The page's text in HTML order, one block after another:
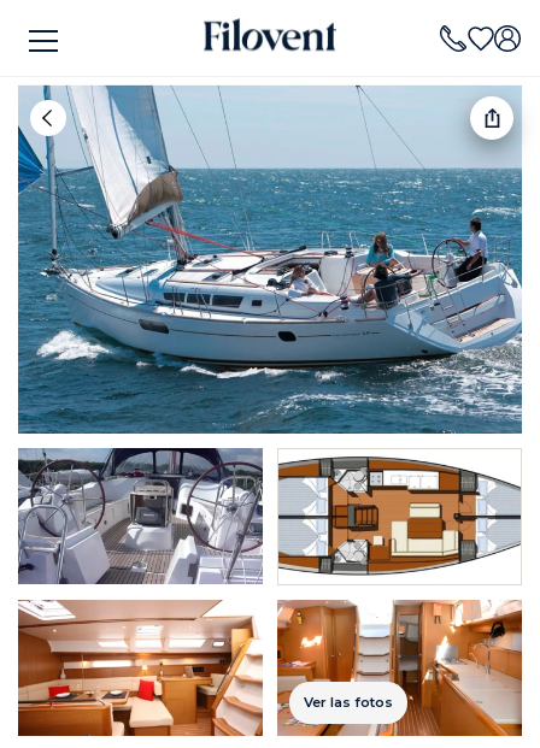
Ver las fotos